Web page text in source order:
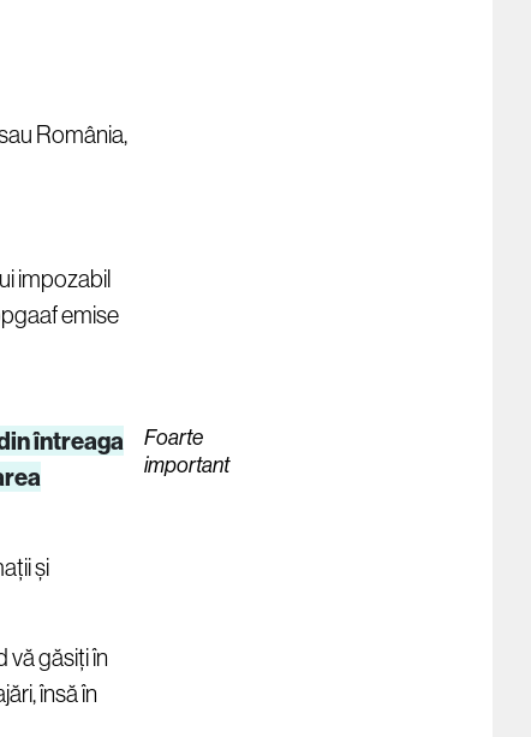
România,
impozabil
emise
Foarte
important
întreaga
și
vă găsiți în
însă în